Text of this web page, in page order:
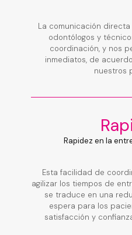
La comunicación
odontólogos y
coordinación, y nos
inmediatos, de
nuestros
Rapidez en la
Esta facilidad de
agilizar los tiempos de
se traduce en una
espera para los
satisfacción y